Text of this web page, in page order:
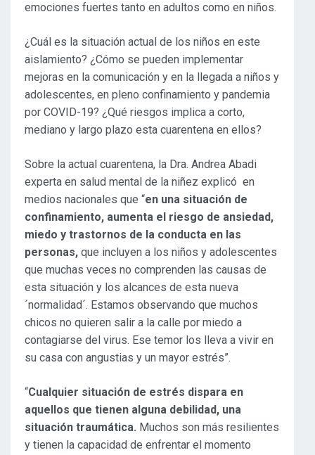
emociones fuertes tanto en adultos como en niños.
¿Cuál es la situación actual de los niños en este
aislamiento? ¿Cómo se pueden implementar
mejoras en la comunicación y en la llegada a niños y
adolescentes, en pleno confinamiento y pandemia
por COVID-19? ¿Qué riesgos implica a corto,
mediano y largo plazo esta cuarentena en ellos?
Sobre la actual cuarentena, la Dra. Andrea Abadi
experta en salud mental de la niñez explicó en
medios nacionales que “en una situación de
confinamiento, aumenta el riesgo de ansiedad,
miedo y trastornos de la conducta en las
personas, que incluyen a los niños y adolescentes
que muchas veces no comprenden las causas de
esta situación y los alcances de esta nueva
´normalidad´. Estamos observando que muchos
chicos no quieren salir a la calle por miedo a
contagiarse del virus. Ese temor los lleva a vivir en
su casa con angustias y un mayor estrés”.
“Cualquier situación de estrés dispara en
aquellos que tienen alguna debilidad, una
situación traumática. Muchos son más resilientes
y tienen la capacidad de enfrentar el momento